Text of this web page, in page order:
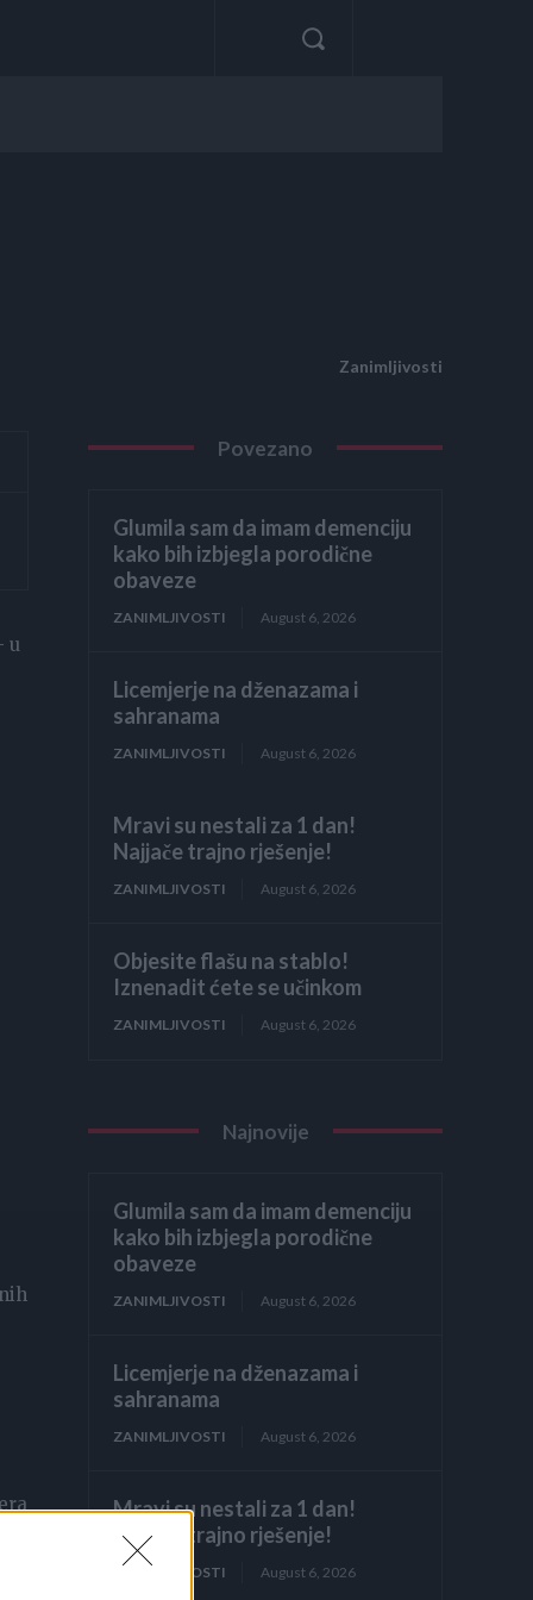
Zanimljivosti
u
Povezano
Glumila sam da imam demenciju
kako bih izbjegla porodične
obaveze
ZANIMLJIVOSTI August 6, 2026
Licemjerje na dženazama i
sahranama
ZANIMLJIVOSTI August 6, 2026
Mravi su nestali za 1 dan!
Najjače trajno rješenje!
ZANIMLJIVOSTI August 6, 2026
Objesite flašu na stablo!
Iznenadit ćete se učinkom
ZANIMLJIVOSTI August 6, 2026
Najnovije
Glumila sam da imam demenciju
kako bih izbjegla porodične
obaveze
ZANIMLJIVOSTI August 6, 2026
Licemjerje na dženazama i
sahranama
ZANIMLJIVOSTI August 6, 2026
Mravi su nestali za 1 dan!
Najjače trajno rješenje!
ZANIMLJIVOSTI August 6, 2026